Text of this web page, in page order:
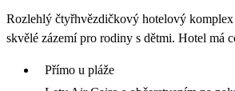
Rozlehlý čtyřhvězdičkový hotelový komplex
skvělé zázemí pro rodiny s dětmi. Hotel má
Přímo u pláže